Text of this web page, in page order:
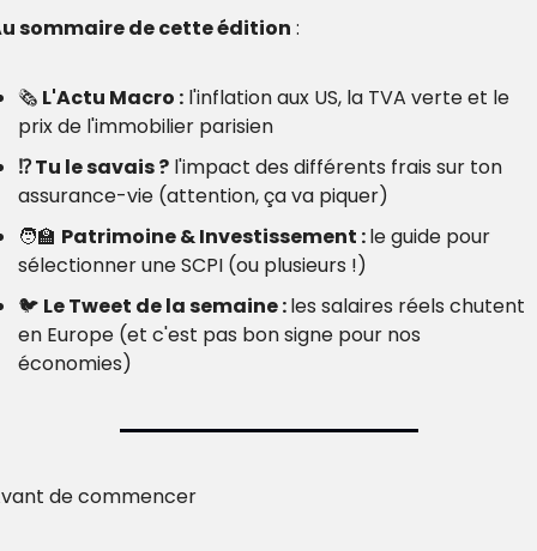
sommaire de cette édition :
🗞️ L'Actu Macro : l'inflation aux US, la TVA verte et le
prix de l'immobilier parisien
⁉️ Tu le savais ? l'impact des différents frais sur ton
assurance-vie (attention, ça va piquer)
🧑‍🏫 Patrimoine & Investissement : le guide pour
sélectionner une SCPI (ou plusieurs !)
🐦 Le Tweet de la semaine : les salaires réels chutent
en Europe (et c'est pas bon signe pour nos
économies)
de commencer